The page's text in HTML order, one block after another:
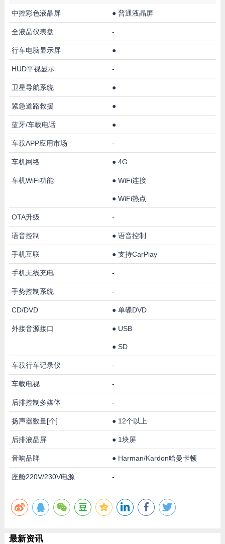
中控彩色液晶屏 ● 普通液晶屏
全液晶仪表盘 -
行车电脑显示屏 ●
HUD平视显示 -
卫星导航系统 ●
紧急道路救援 ●
蓝牙/车载电话 ●
车载APP应用市场 -
车机网络 ● 4G
车机WiFi功能 ● WiFi连接
● WiFi热点
OTA升级 -
语音控制 ● 语音控制
手机互联 ● 支持CarPlay
手机无线充电 -
手势控制系统 -
CD/DVD ● 单碟DVD
外接音源接口 ● USB
● SD
车载行车记录仪 -
车载电视 -
后排控制多媒体 -
扬声器数量[个] ● 12个以上
后排液晶屏 ● 1块屏
音响品牌 ● Harman/Kardon哈曼卡顿
座舱220V/230V电源 -
最新资讯